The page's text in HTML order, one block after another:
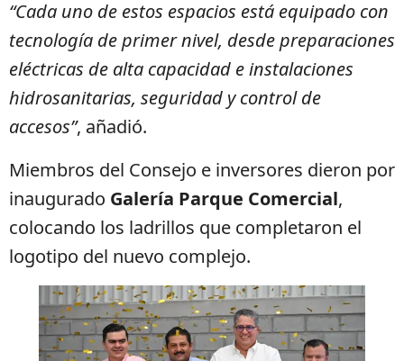
“Cada uno de estos espacios está equipado con
tecnología de primer nivel, desde preparaciones
eléctricas de alta capacidad e instalaciones
hidrosanitarias, seguridad y control de
accesos”, añadió.
Miembros del Consejo e inversores dieron por
inaugurado Galería Parque Comercial,
colocando los ladrillos que completaron el
logotipo del nuevo complejo.